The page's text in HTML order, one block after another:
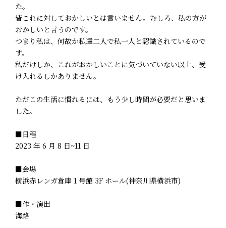
た。
皆これに対しておかしいとは言いません。むしろ、私の方が
おかしいと言うのです。
つまり私は、何故か私達二人で私一人と認識されているので
す。
私だけしか、これがおかしいことに気づいていない以上、受
け入れるしかありません。
ただこの生活に慣れるには、もう少し時間が必要だと思いま
した。
■日程
2023 年 6 月 8 日~11 日
■会場
横浜赤レンガ倉庫 1 号館 3F ホール(神奈川県横浜市)
■作・演出
海路